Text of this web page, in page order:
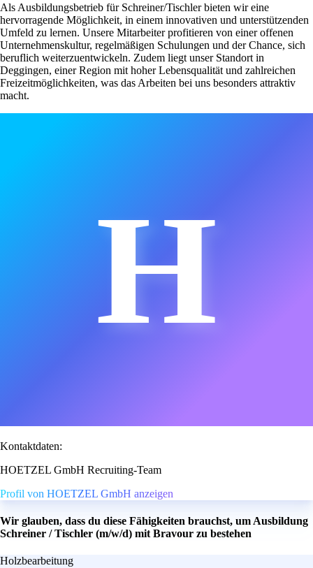
Als Ausbildungsbetrieb für Schreiner/Tischler bieten wir eine
hervorragende Möglichkeit, in einem innovativen und unterstützenden
Umfeld zu lernen. Unsere Mitarbeiter profitieren von einer offenen
Unternehmenskultur, regelmäßigen Schulungen und der Chance, sich
beruflich weiterzuentwickeln. Zudem liegt unser Standort in
Deggingen, einer Region mit hoher Lebensqualität und zahlreichen
Freizeitmöglichkeiten, was das Arbeiten bei uns besonders attraktiv
macht.
H
Kontaktdaten:
HOETZEL GmbH Recruiting-Team
Profil von HOETZEL GmbH anzeigen
Wir glauben, dass du diese Fähigkeiten brauchst, um Ausbildung
Schreiner / Tischler (m/w/d) mit Bravour zu bestehen
Holzbearbeitung